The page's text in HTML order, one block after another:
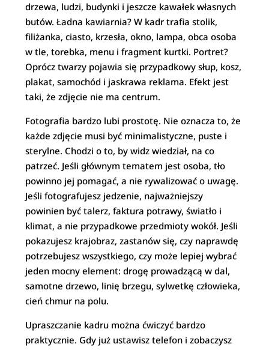
drzewa, ludzi, budynki i jeszcze kawałek własnych
butów. Ładna kawiarnia? W kadr trafia stolik,
filiżanka, ciasto, krzesła, okno, lampa, obca osoba
w tle, torebka, menu i fragment kurtki. Portret?
Oprócz twarzy pojawia się przypadkowy słup, kosz,
plakat, samochód i jaskrawa reklama. Efekt jest
taki, że zdjęcie nie ma centrum.
Fotografia bardzo lubi prostotę. Nie oznacza to, że
każde zdjęcie musi być minimalistyczne, puste i
sterylne. Chodzi o to, by widz wiedział, na co
patrzeć. Jeśli głównym tematem jest osoba, tło
powinno jej pomagać, a nie rywalizować o uwagę.
Jeśli fotografujesz jedzenie, najważniejszy
powinien być talerz, faktura potrawy, światło i
klimat, a nie przypadkowe przedmioty wokół. Jeśli
pokazujesz krajobraz, zastanów się, czy naprawdę
potrzebujesz wszystkiego, czy może lepiej wybrać
jeden mocny element: drogę prowadzącą w dal,
samotne drzewo, linię brzegu, sylwetkę człowieka,
cień chmur na polu.
Upraszczanie kadru można ćwiczyć bardzo
praktycznie. Gdy już ustawisz telefon i zobaczysz